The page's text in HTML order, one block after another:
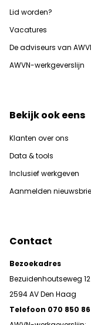
Lid worden?
Vacatures
De adviseurs van
AWVN-werkgeverslijn
Bekijk ook eens
Klanten over ons
Data & tools
Inclusief werkgeven
Aanmelden
Contact
Bezoekadres
Bezuidenhoutseweg 12
2594 AV Den Haag
Telefoon 070 850